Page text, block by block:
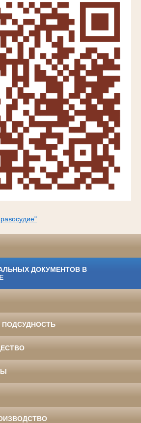
ДОКУМЕНТОВ В
ПОДСУДНОСТЬ